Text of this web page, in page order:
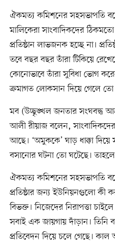
ঐকমত্য কমিশনের সহসভাপতি
মালিকেরা সাংবাদিকদের
প্রতিষ্ঠান লাভজনক হচ্ছে না।
তবে বছর বছর তাঁরা টিকিয়ে
কোনোভাবে তাঁরা সুবিধা ভোগ
ক্রমাগত লোকসান দিয়ে গেলে তো
মব (উচ্ছৃঙ্খল জনতার সংঘবদ্ধ
আলী রীয়াজ বলেন,
আছে। ‘অমুককে’ ঘাড় ধাক্কা
বসানোর ঘটনা তো ঘটেছে।
ঐকমত্য কমিশনের সহসভাপতি
প্রতিষ্ঠার জন্য ইউনিয়নগুলো কী
বিভক্ত। নিজেদের নিরাপত্তা
সবাই এক জায়গায় দাঁড়ান। তিনি
প্রতিবেদন দিয়ে চলে গেছে। কাল